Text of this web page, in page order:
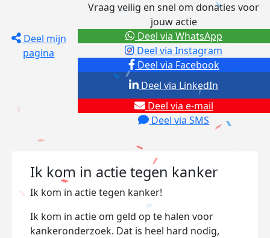
Deel mijn
pagina
Vraag veilig en snel om donaties voor
jouw actie
Deel via Facebook
Deel via Instagram
Deel via e-mail
Deel via SMS
Deel via LinkedIn
Deel via WhatsApp
Ik kom in actie tegen kanker
Ik kom in actie tegen kanker!
Ik kom in actie om geld op te halen voor
kankeronderzoek. Dat is heel hard nodig,